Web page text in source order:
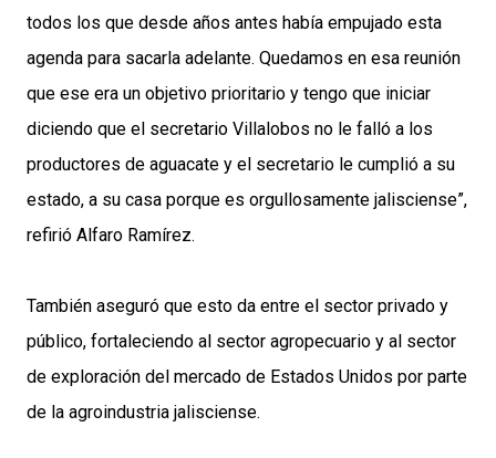
todos los que desde años antes había empujado esta
agenda para sacarla adelante. Quedamos en esa reunión
que ese era un objetivo prioritario y tengo que iniciar
diciendo que el secretario Villalobos no le falló a los
productores de aguacate y el secretario le cumplió a su
estado, a su casa porque es orgullosamente jalisciense”,
refirió Alfaro Ramírez.
También aseguró que esto da entre el sector privado y
público, fortaleciendo al sector agropecuario y al sector
de exploración del mercado de Estados Unidos por parte
de la agroindustria jalisciense.